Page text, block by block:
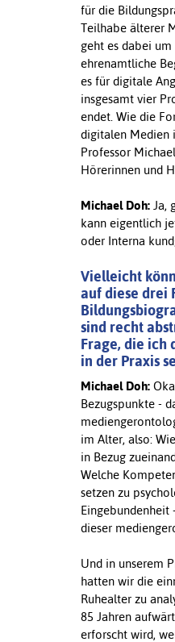
für die
Teilhabe älterer
geht es dabei
ehrenamtliche
es für digitale
insgesamt vier
endet. Wie die
digitalen Medien
Professor
Hörerinnen und
Michael Doh: Ja,
kann eigentlich
oder Interna
Vielleicht
auf diese drei
sind recht
Frage, die ich
in der Praxis
Michael Doh:
Bezugspunkte -
im Alter, also:
in Bezug
Welche
setzen zu
Eingebundenheit
dieser
Und in unserem
hatten wir die
Ruhealter zu
85 Jahren
erforscht wird,